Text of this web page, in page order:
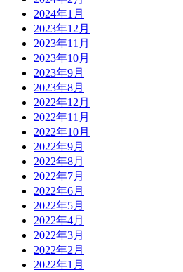
2024年1月
2023年12月
2023年11月
2023年10月
2023年9月
2023年8月
2022年12月
2022年11月
2022年10月
2022年9月
2022年8月
2022年7月
2022年6月
2022年5月
2022年4月
2022年3月
2022年2月
2022年1月